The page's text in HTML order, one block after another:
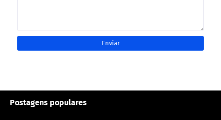
Postagens populares